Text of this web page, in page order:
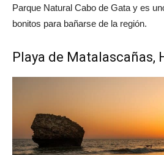
Parque Natural Cabo de Gata y es
bonitos para bañarse de la región.
Playa de Matalascañas,